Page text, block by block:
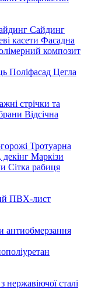
Сайдинг
касети Фасадна
композит
Поліфасад Цегла
стрічки та
Відсічна
Тротуарна
Маркізи
Сітка рабиця
ПВХ-лист
антиобмерзання
нержавіючої сталі